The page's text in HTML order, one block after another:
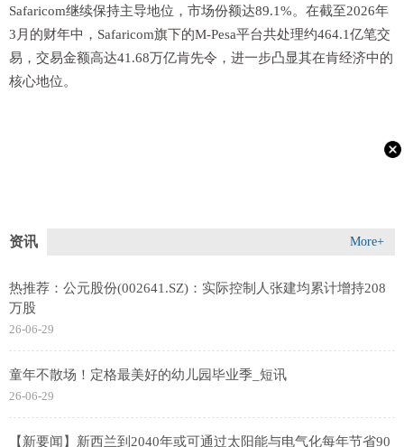
Safaricom继续保持主导地位，市场份额达89.1%。在截至2026年
3月的财年中，Safaricom旗下的M-Pesa平台共处理约464.1亿笔交
易，交易金额高达41.68万亿肯先令，进一步凸显其在肯经济中的
核心地位。
资讯 More+
热推荐：公元股份(002641.SZ)：实际控制人张建均累计增持208
万股
26-06-29
童年不散场！定格最美好的幼儿园毕业季_短讯
26-06-29
【新要闻】新西兰到2040年或可通过太阳能与电气化每年节省90